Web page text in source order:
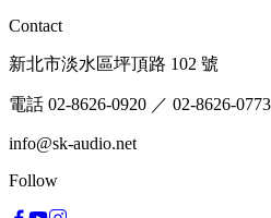
Contact
新北市淡水區坪頂路 102 號
電話 02-8626-0920 ／ 02-8626-0773
info@sk-audio.net
Follow